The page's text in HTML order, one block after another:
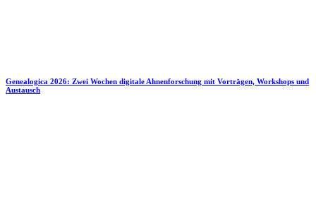
Genealogica 2026: Zwei Wochen digitale Ahnenforschung mit Vorträgen, Workshops und
Austausch